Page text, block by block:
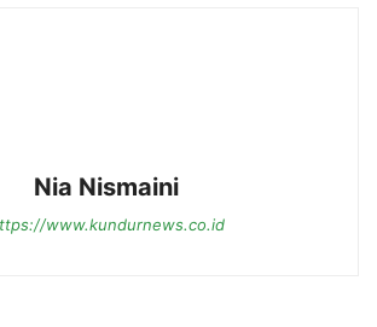
Nia Nismaini
www.kundurnews.co.id